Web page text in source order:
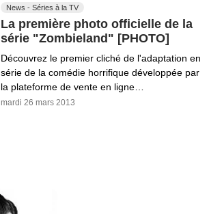
News - Séries à la TV
La première photo officielle de la
série "Zombieland" [PHOTO]
Découvrez le premier cliché de l'adaptation en
série de la comédie horrifique développée par
la plateforme de vente en ligne…
mardi 26 mars 2013